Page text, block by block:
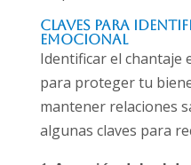
Claves para
Emocional
Identificar el chantaje
para proteger tu
mantener relaciones
algunas claves para